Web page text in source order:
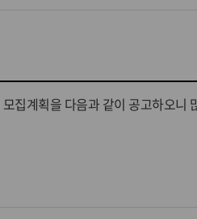
집계획을 다음과 같이 공고하오니